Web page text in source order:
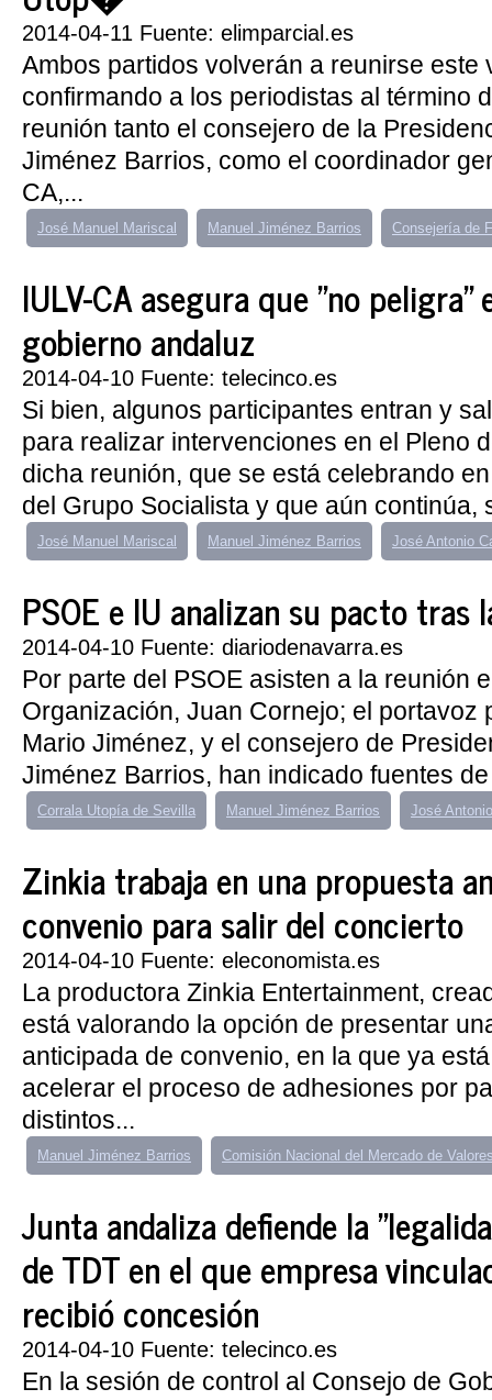
2014-04-11 Fuente: elimparcial.es
Ambos partidos volverán a reunirse este
confirmando a los periodistas al término
reunión tanto el consejero de la
Jiménez Barrios, como el coordinador
CA,...
José Manuel Mariscal Manuel Jiménez Barrios Consejería de
IULV-CA asegura que "no peligra"
gobierno andaluz
2014-04-10 Fuente: telecinco.es
Si bien, algunos participantes entran y
para realizar intervenciones en el Pleno
dicha reunión, que se está celebrando
del Grupo Socialista y que aún continúa,
José Manuel Mariscal Manuel Jiménez Barrios José Antonio
PSOE e IU analizan su pacto tras
2014-04-10 Fuente: diariodenavarra.es
Por parte del PSOE asisten a la reunión
Organización, Juan Cornejo; el portavoz
Mario Jiménez, y el consejero de
Jiménez Barrios, han indicado fuentes
Corrala Utopía de Sevilla Manuel Jiménez Barrios José
Zinkia trabaja en una propuesta
convenio para salir del concierto
2014-04-10 Fuente: eleconomista.es
La productora Zinkia Entertainment,
está valorando la opción de presentar
anticipada de convenio, en la que ya
acelerar el proceso de adhesiones por
distintos...
Manuel Jiménez Barrios Comisión Nacional del Mercado de
Junta andaliza defiende la
de TDT en el que empresa
recibió concesión
2014-04-10 Fuente: telecinco.es
En la sesión de control al Consejo de